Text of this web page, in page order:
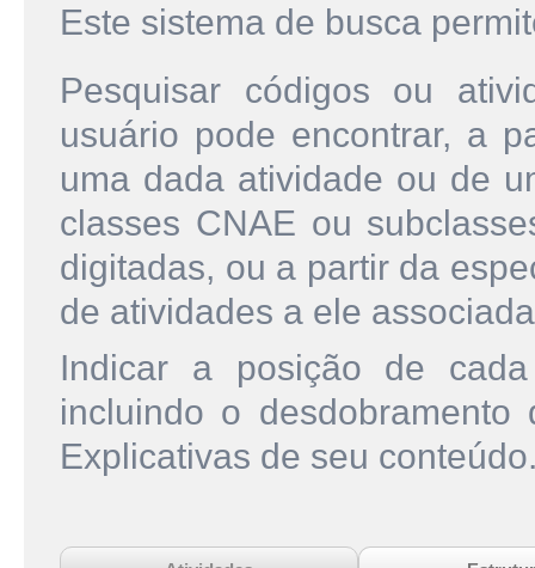
Este sistema de busca
Pesquisar códigos ou
usuário pode encontrar, a
uma dada atividade ou de
classes CNAE ou
digitadas, ou a partir da
de atividades a ele
Indicar a posição de
incluindo o
Explicativas de seu